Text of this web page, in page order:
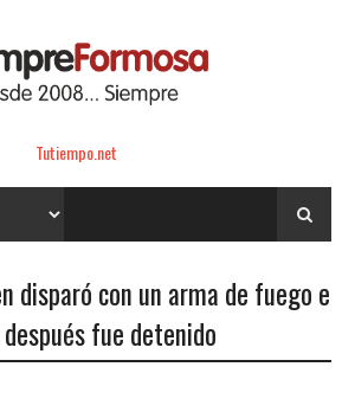
Tutiempo.net
disparó con un arma de fuego e
fue detenido